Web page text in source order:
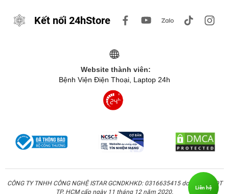
Kết nối 24hStore
Website thành viên:
Bệnh Viện Điện Thoại, Laptop 24h
CÔNG TY TNHH CÔNG NGHỆ ISTAR GCNDKHKD: 0316635415 do Sở KH & ĐT
TP. HCM cấp ngày 11 tháng 12 năm 2020.
Liên hệ